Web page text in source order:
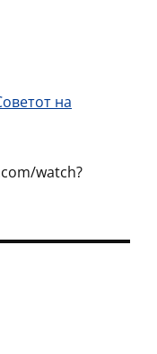
на
watch?